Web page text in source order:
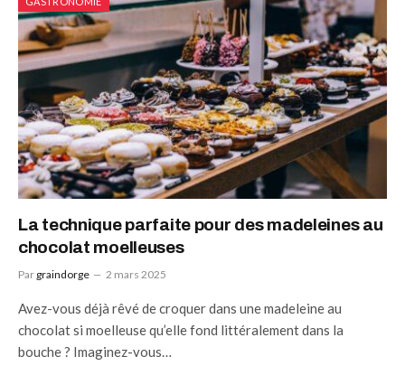
La technique parfaite pour des madeleines au
chocolat moelleuses
Par graindorge 2 mars 2025
Avez-vous déjà rêvé de croquer dans une madeleine au
chocolat si moelleuse qu’elle fond littéralement dans la
bouche ? Imaginez-vous…